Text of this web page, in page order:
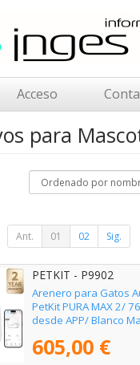
Acceso
para
Ant. 01 02 Sig.
PETKIT - P9902
Arenero para Gatos
PetKit PURA MAX 2/
desde APP/ Blanco
605,00 €